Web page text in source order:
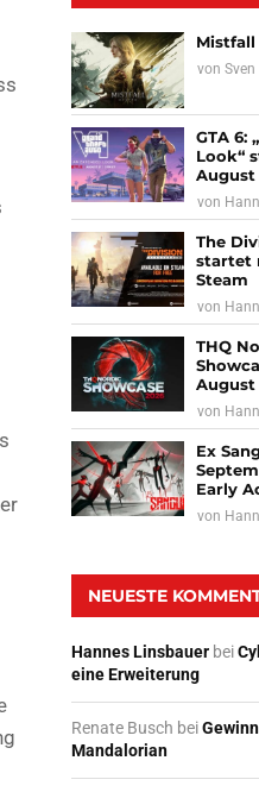
vonSven
GTA 6:
Look“
von
The
startet
Steam
von
THQ
August
von
Ex
Early
von
NEUESTE
Hannes Linsbauer bei
eine Erweiterung
Renate Busch bei
Mandalorian